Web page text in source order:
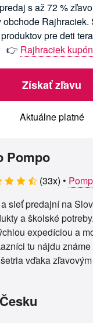
s až 72 %
obchode Rajhraciek.
pre deti
👉 Rajhraciek
Získať zľavu
Aktuálne platné
Pompo
(33x) •
sieť predajní na
a školské
expedíciou a
tu nájdu
vďaka